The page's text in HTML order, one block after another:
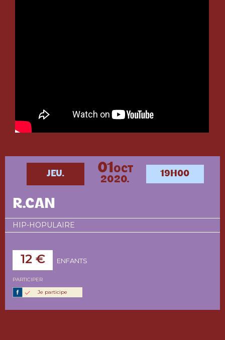
JEU. 01OCT
2020.
19H00
R.CAN
HIP-HOPULAIRE
12 € ENFANTS
PARTICIPER
Je participe